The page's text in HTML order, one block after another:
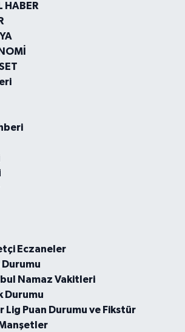
HABER
Eczaneler
Durumu
Namaz Vakitleri
Durumu
Lig Puan Durumu ve Fikstür